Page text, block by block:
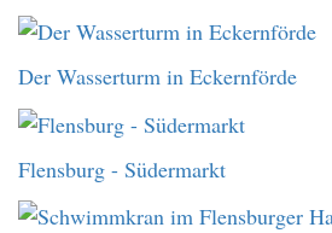
Der Wasserturm in Eckernförde
Flensburg - Südermarkt